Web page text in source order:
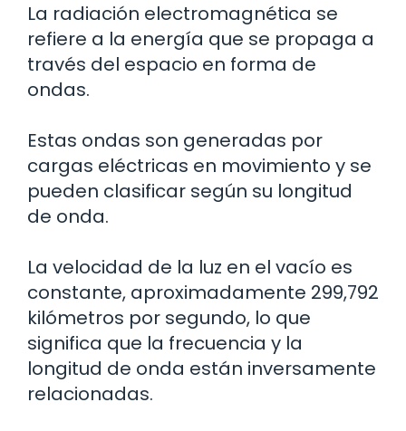
La radiación electromagnética se
refiere a la energía que se propaga a
través del espacio en forma de
ondas.
Estas ondas son generadas por
cargas eléctricas en movimiento y se
pueden clasificar según su longitud
de onda.
La velocidad de la luz en el vacío es
constante, aproximadamente 299,792
kilómetros por segundo, lo que
significa que la frecuencia y la
longitud de onda están inversamente
relacionadas.